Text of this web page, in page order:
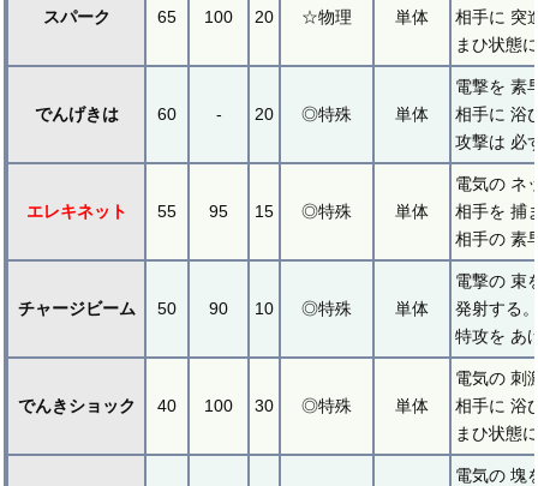
スパーク 65 100 20 ☆物理 単体
相手に 突
まひ状態
でんげきは 60 - 20 ◎特殊 単体
電撃を 素
相手に 浴
攻撃は 必
エレキネット 55 95 15 ◎特殊 単体
電気の ネ
相手を 捕
相手の 素
チャージビーム 50 90 10 ◎特殊 単体
電撃の 束
発射する
特攻を あ
でんきショック 40 100 30 ◎特殊 単体
電気の 刺
相手に 浴
まひ状態
電気の 塊